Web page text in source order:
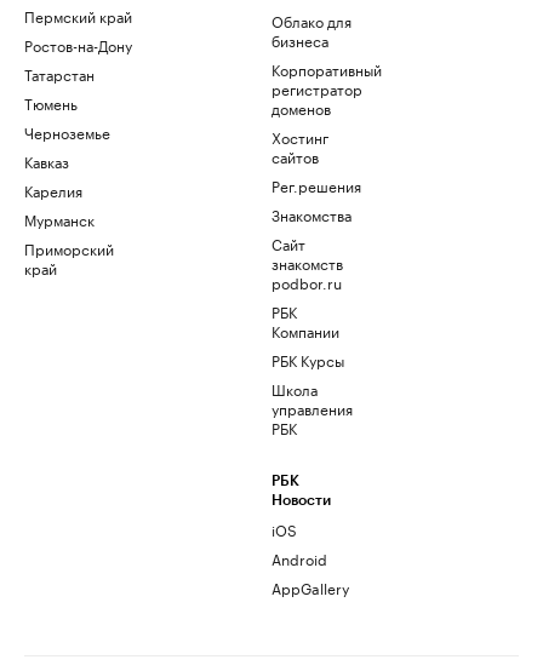
Пермский край
Ростов-на-Дону
Татарстан
Тюмень
Черноземье
Кавказ
Карелия
Мурманск
Приморский
край
Облако для
бизнеса
Корпоративный
регистратор
доменов
Хостинг
сайтов
Рег.решения
Знакомства
Сайт
знакомств
podbor.ru
РБК
Компании
РБК Курсы
Школа
управления
РБК
РБК
Новости
iOS
Android
AppGallery